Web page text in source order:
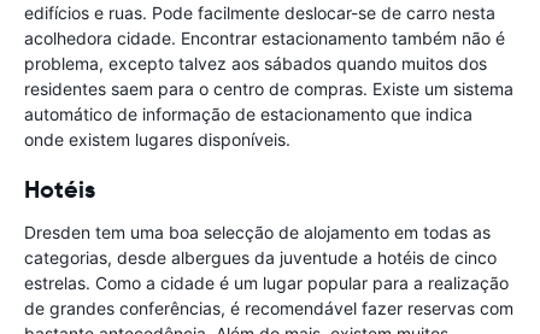
edifícios e ruas. Pode facilmente deslocar-se de carro nesta
acolhedora cidade. Encontrar estacionamento também não é
problema, excepto talvez aos sábados quando muitos dos
residentes saem para o centro de compras. Existe um sistema
automático de informação de estacionamento que indica
onde existem lugares disponíveis.
Hotéis
Dresden tem uma boa selecção de alojamento em todas as
categorias, desde albergues da juventude a hotéis de cinco
estrelas. Como a cidade é um lugar popular para a realização
de grandes conferências, é recomendável fazer reservas com